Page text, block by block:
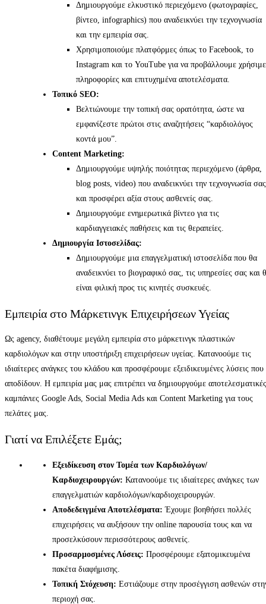
Δημιουργούμε ελκυστικό περιεχόμενο (φωτογραφίες,
βίντεο, infographics) που αναδεικνύει την τεχνογνωσία
και την εμπειρία σας.
Χρησιμοποιούμε πλατφόρμες όπως το Facebook, το
Instagram και το YouTube για να προβάλλουμε
πληροφορίες και επιτυχημένα αποτελέσματα.
Τοπικό SEO:
Βελτιώνουμε την τοπική σας ορατότητα, ώστε να
εμφανίζεστε πρώτοι στις αναζητήσεις “καρδιολόγος
κοντά μου”.
Content Marketing:
Δημιουργούμε υψηλής ποιότητας περιεχόμενο (άρθρα,
blog posts, video) που αναδεικνύει την τεχνογνωσία σας
και προσφέρει αξία στους ασθενείς σας.
Δημιουργούμε ενημερωτικά βίντεο για τις
καρδιαγγειακές παθήσεις και τις θεραπείες.
Δημιουργία Ιστοσελίδας:
Δημιουργούμε μια επαγγελματική ιστοσελίδα που θα
αναδεικνύει το βιογραφικό σας, τις υπηρεσίες σας και
είναι φιλική προς τις κινητές συσκευές.
Εμπειρία στο Μάρκετινγκ Επιχειρήσεων Υγείας
Ως agency, διαθέτουμε μεγάλη εμπειρία στο μάρκετινγκ πλαστικών
καρδιολόγων και στην υποστήριξη επιχειρήσεων υγείας. Κατανοούμε τις
ιδιαίτερες ανάγκες του κλάδου και προσφέρουμε εξειδικευμένες λύσεις που
αποδίδουν. Η εμπειρία μας μας επιτρέπει να δημιουργούμε αποτελεσματικές
καμπάνιες Google Ads, Social Media Ads και Content Marketing για τους
πελάτες μας.
Γιατί να Επιλέξετε Εμάς;
Εξειδίκευση στον Τομέα των Καρδιολόγων/
Καρδιοχειρουργών: Κατανοούμε τις ιδιαίτερες ανάγκες των
επαγγελματιών καρδιολόγων/καρδιοχειρουργών.
Αποδεδειγμένα Αποτελέσματα: Έχουμε βοηθήσει πολλές
επιχειρήσεις να αυξήσουν την online παρουσία τους και να
προσελκύσουν περισσότερους ασθενείς.
Προσαρμοσμένες Λύσεις: Προσφέρουμε εξατομικευμένα
πακέτα διαφήμισης.
Τοπική Στόχευση: Εστιάζουμε στην προσέγγιση ασθενών
περιοχή σας.